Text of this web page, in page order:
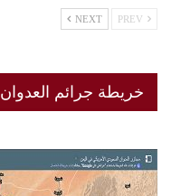
NEXT
خريطة جرائم العدوان